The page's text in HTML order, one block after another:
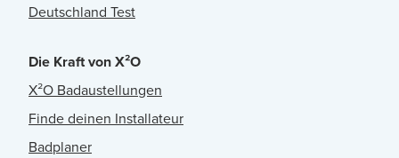
Deutschland Test
Die Kraft von X²O
X²O Badaustellungen
Finde deinen Installateur
Badplaner